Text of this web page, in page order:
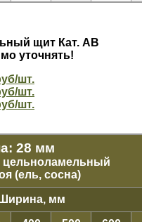
щит Кат. АВ
уточнять!
шт.
шт.
шт.
28 мм
(ель, сосна)
Ширина, мм